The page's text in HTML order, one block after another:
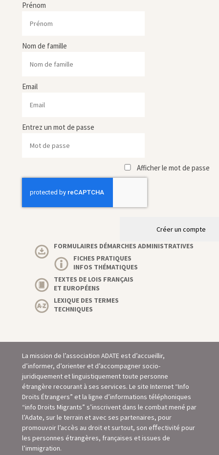
Prénom
Nom de famille
Email
Entrez un mot de passe
Afficher le mot de passe
Créer un compte
FORMULAIRES DÉMARCHES ADMINISTRATIVES
FICHES PRATIQUES
INFOS THÉMATIQUES
TEXTES DE LOIS FRANÇAIS
ET EUROPÉENS
LEXIQUE DES TERMES
TECHNIQUES
La mission de l’association ADATE est d’accueillir,
d’informer, d’orienter et d’accompagner socio-
juridiquement et linguistiquement toute personne
étrangère recourant à ses services. Le site Internet “Info
Droits Étrangers” et la ligne d’informations téléphoniques
“info Droits Migrants” s’inscrivent dans le combat mené par
l’Adate, sur le terrain et avec ses partenaires, pour
promouvoir l’accès au droit et surtout, son eﬀectivité pour
les personnes étrangères, françaises et issues de
l’immigration.